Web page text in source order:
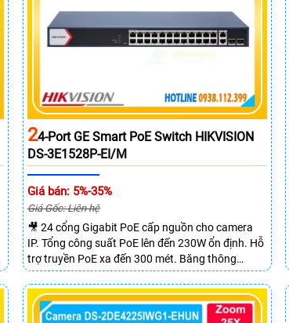
24-Port GE Smart PoE Switch HIKVISION
DS-3E1528P-EI/M
Giá bán: 5%-35%
Giá Gốc: Liên hệ
🎥 24 cổng Gigabit PoE cấp nguồn cho camera
IP. Tổng công suất PoE lên đến 230W ổn định. Hỗ
trợ truyền PoE xa đến 300 mét. Băng thông
chuyển mạch đạt 68 Gbps mạnh mẽ.